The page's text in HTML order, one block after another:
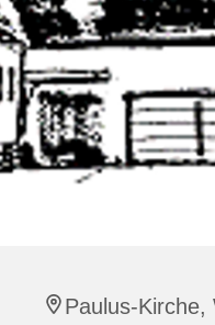
Paulus-Kirche,